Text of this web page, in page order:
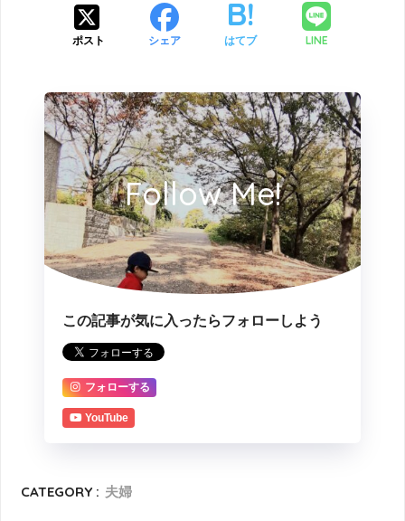
ポスト シェア はてブ LINE
Follow Me!
この記事が気に入ったらフォローしよう
フォローする
YouTube
CATEGORY : 夫婦